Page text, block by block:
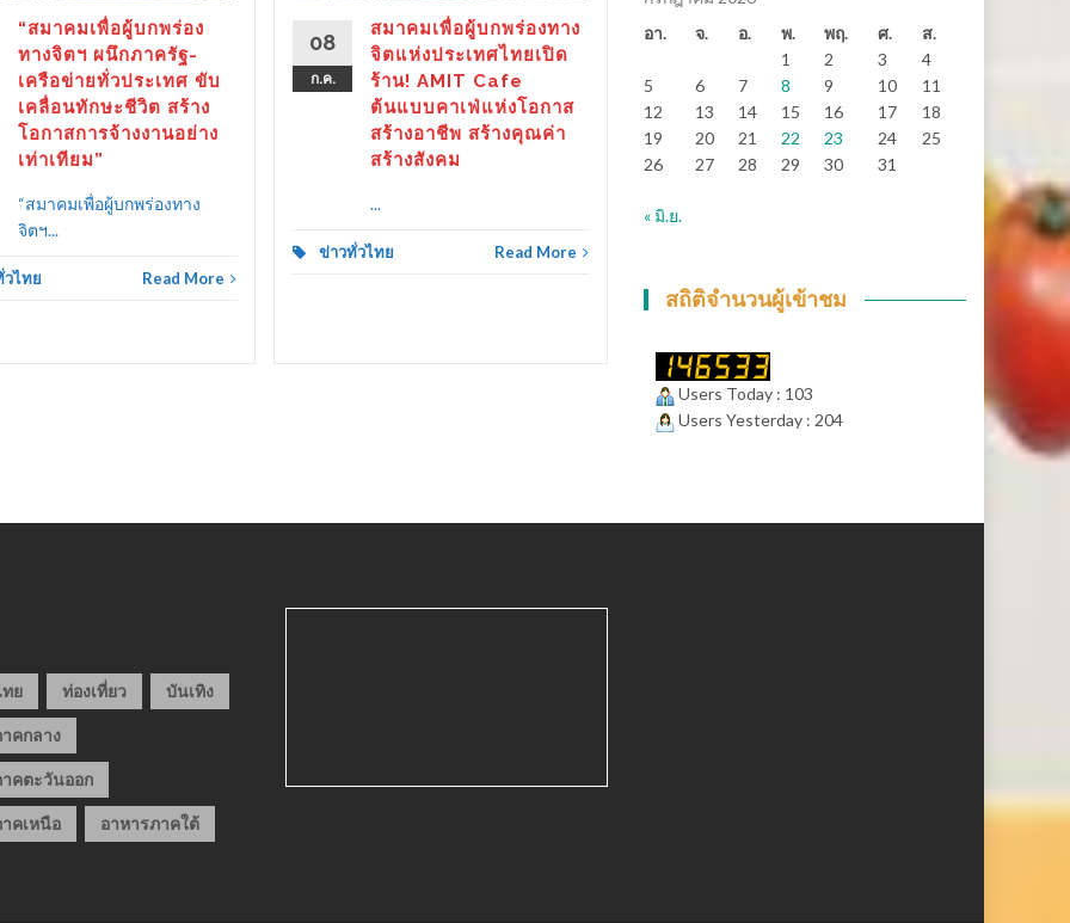
“สมาคมเพื่อผู้บกพร่อง
ทางจิตฯ ผนึกภาครัฐ-
เครือข่ายทั่วประเทศ ขับ
เคลื่อนทักษะชีวิต สร้าง
โอกาสการจ้างงานอย่าง
เท่าเทียม”
“สมาคมเพื่อผู้บกพร่องทาง
จิตฯ...
วไทย Read More
08
ก.ค.
สมาคมเพื่อผู้บกพร่องทาง
จิตแห่งประเทศไทยเปิด
ร้าน! AMIT Cafe
ต้นแบบคาเฟ่แห่งโอกาส
สร้างอาชีพ สร้างคุณค่า
สร้างสังคม
...
ข่าวทั่วไทย Read More
ปิดฉากยิ่งใหญ่...
ข่าวทั่วไทย Read More
อา.
จ. อ. พ. พฤ. ศ.
ส.
1
2 3
4
5
6 7 8 9 10
11
12
13 14 15 16 17
18
19
20 21 22 23 24
25
26
27 28 29 30 31
« มิ.ย.
สถิติจำนวนผู้เข้าชม
Users Today : 103
Users Yesterday : 204
ย ท่องเที่ยว บันเทิง
คกลาง
คตะวันออก
คเหนือ อาหารภาคใต้